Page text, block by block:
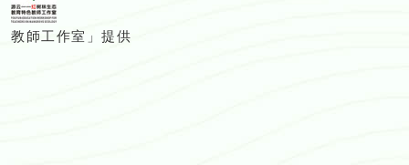
教師工作室」提供